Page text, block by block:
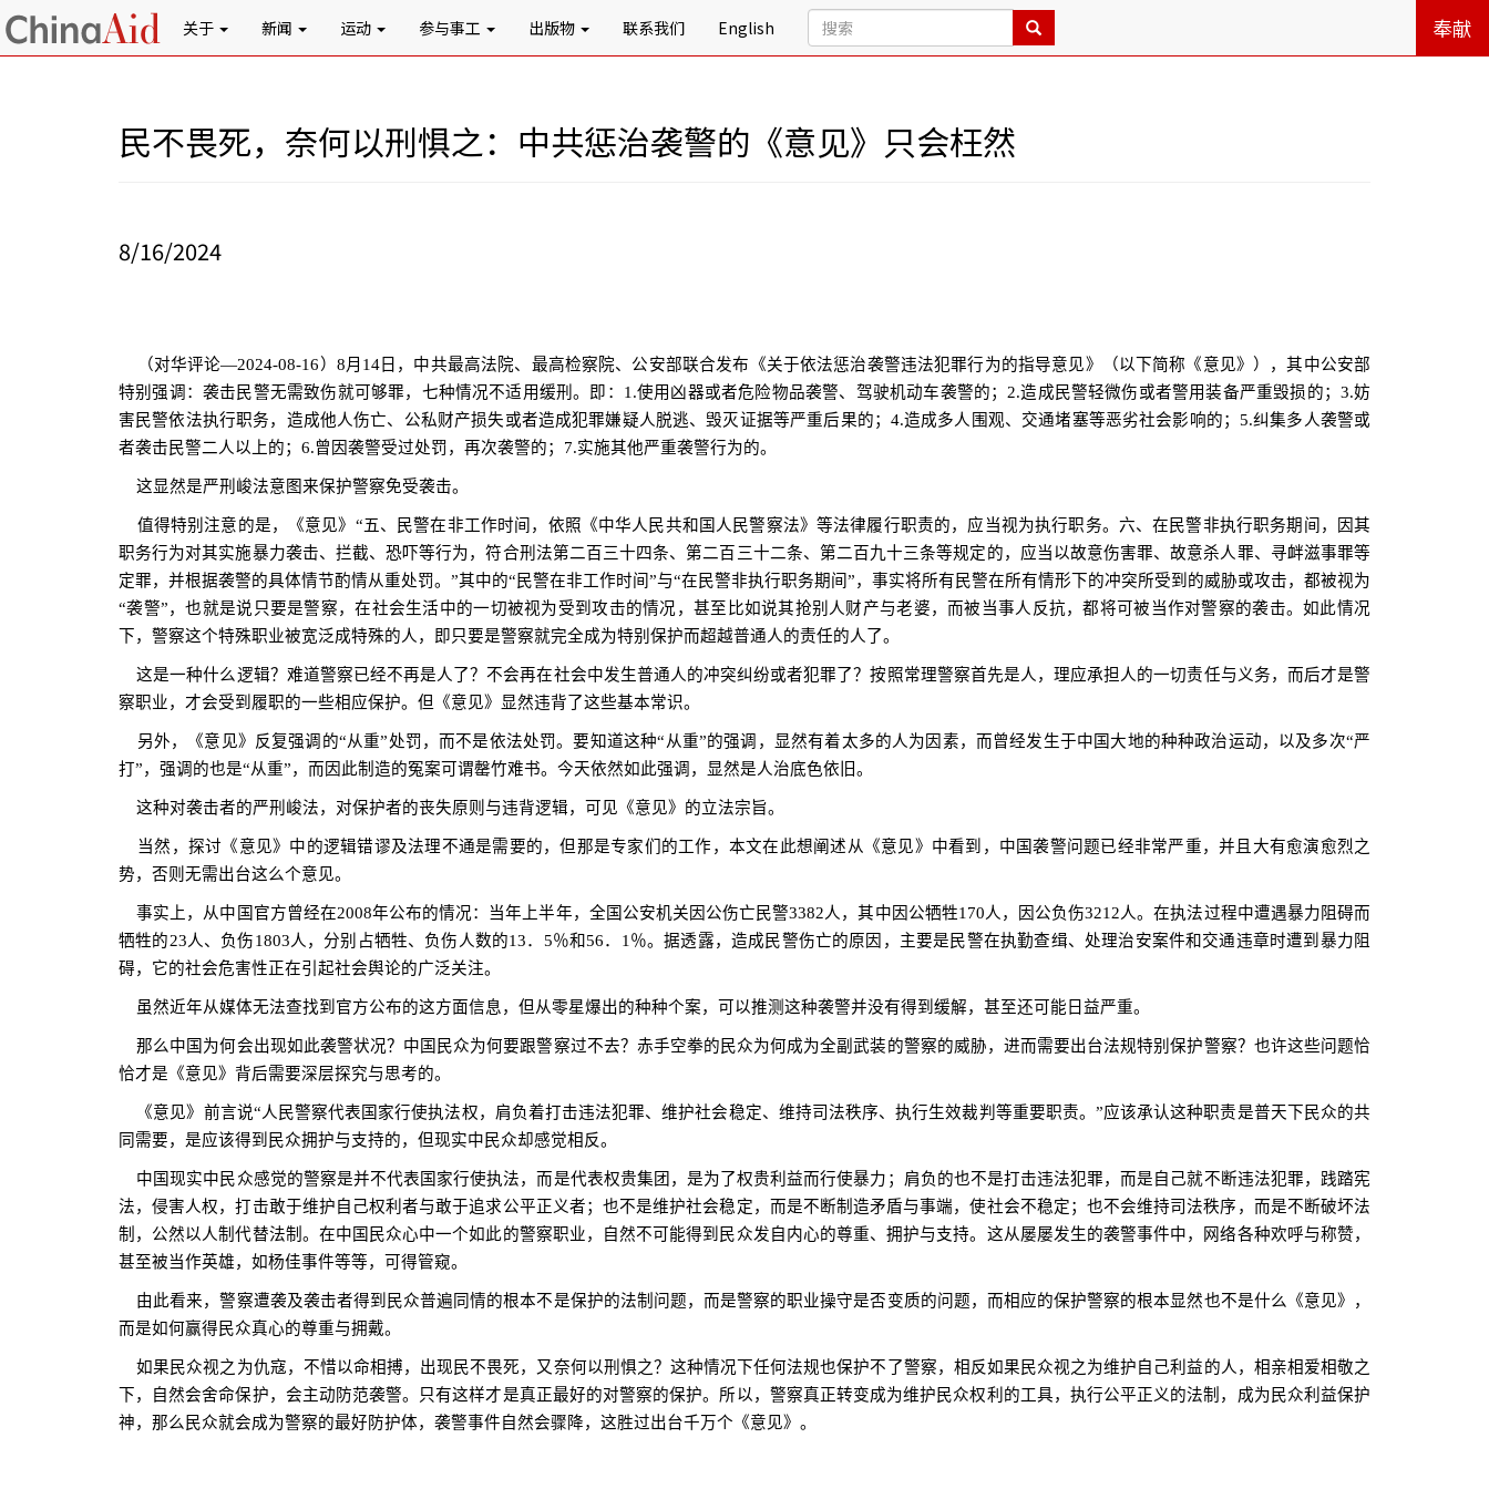
关于 新闻 运动 参与事工 出版物 联系我们 English 奉献
民不畏死，奈何以刑惧之：中共惩治袭警的《意见》只会枉然
8/16/2024
（对华评论—2024-08-16 ） 8月 14日，中共最高法院、最高检察院、公安部联合发布《关于依法惩治袭警违法犯罪行为的指导意见》（以下简称《意见》），其中公安部
特别强调：袭击民警无需致伤就可够罪，七种情况不适用缓刑。即： 1.使用凶器或者危险物品袭警、驾驶机动车袭警的； 2.造成民警轻微伤或者警用装备严重毁损的； 3.妨
害民警依法执行职务，造成他人伤亡、公私财产损失或者造成犯罪嫌疑人脱逃、毁灭证据等严重后果的； 4.造成多人围观、交通堵塞等恶劣社会影响的； 5.纠集多人袭警或
者袭击民警二人以上的； 6.曾因袭警受过处罚，再次袭警的； 7.实施其他严重袭警行为的。
这显然是严刑峻法意图来保护警察免受袭击。
值得特别注意的是，《意见》“五、民警在非工作时间，依照《中华人民共和国人民警察法》等法律履行职责的，应当视为执行职务。六、在民警非执行职务期间，因其
职务行为对其实施暴力袭击、拦截、恐吓等行为，符合刑法第二百三十四条、第二百三十二条、第二百九十三条等规定的，应当以故意伤害罪、故意杀人罪、寻衅滋事罪等
定罪，并根据袭警的具体情节酌情从重处罚。”其中的“民警在非工作时间”与“在民警非执行职务期间”，事实将所有民警在所有情形下的冲突所受到的威胁或攻击，都被视为
“袭警”，也就是说只要是警察，在社会生活中的一切被视为受到攻击的情况，甚至比如说其抢别人财产与老婆，而被当事人反抗，都将可被当作对警察的袭击。如此情况
下，警察这个特殊职业被宽泛成特殊的人，即只要是警察就完全成为特别保护而超越普通人的责任的人了。
这是一种什么逻辑？难道警察已经不再是人了？不会再在社会中发生普通人的冲突纠纷或者犯罪了？按照常理警察首先是人，理应承担人的一切责任与义务，而后才是警
察职业，才会受到履职的一些相应保护。但《意见》显然违背了这些基本常识。
另外，《意见》反复强调的“从重”处罚，而不是依法处罚。要知道这种“从重”的强调，显然有着太多的人为因素，而曾经发生于中国大地的种种政治运动，以及多次“严
打”，强调的也是“从重”，而因此制造的冤案可谓罄竹难书。今天依然如此强调，显然是人治底色依旧。
这种对袭击者的严刑峻法，对保护者的丧失原则与违背逻辑，可见《意见》的立法宗旨。
当然，探讨《意见》中的逻辑错谬及法理不通是需要的，但那是专家们的工作，本文在此想阐述从《意见》中看到，中国袭警问题已经非常严重，并且大有愈演愈烈之
势，否则无需出台这么个意见。
事实上，从中国官方曾经在2008年公布的情况：当年上半年，全国公安机关因公伤亡民警3382人，其中因公牺牲170人，因公负伤3212人。在执法过程中遭遇暴力阻碍而
牺牲的23人、负伤1803人，分别占牺牲、负伤人数的13． 5％和56． 1 ％。据透露，造成民警伤亡的原因，主要是民警在执勤查缉、处理治安案件和交通违章时遭到暴力阻
碍，它的社会危害性正在引起社会舆论的广泛关注。
虽然近年从媒体无法查找到官方公布的这方面信息，但从零星爆出的种种个案，可以推测这种袭警并没有得到缓解，甚至还可能日益严重。
那么中国为何会出现如此袭警状况？中国民众为何要跟警察过不去？赤手空拳的民众为何成为全副武装的警察的威胁，进而需要出台法规特别保护警察？也许这些问题恰
恰才是《意见》背后需要深层探究与思考的。
《意见》前言说“人民警察代表国家行使执法权，肩负着打击违法犯罪、维护社会稳定、维持司法秩序、执行生效裁判等重要职责。”应该承认这种职责是普天下民众的共
同需要，是应该得到民众拥护与支持的，但现实中民众却感觉相反。
中国现实中民众感觉的警察是并不代表国家行使执法，而是代表权贵集团，是为了权贵利益而行使暴力；肩负的也不是打击违法犯罪，而是自己就不断违法犯罪，践踏宪
法，侵害人权，打击敢于维护自己权利者与敢于追求公平正义者；也不是维护社会稳定，而是不断制造矛盾与事端，使社会不稳定；也不会维持司法秩序，而是不断破坏法
制，公然以人制代替法制。在中国民众心中一个如此的警察职业，自然不可能得到民众发自内心的尊重、拥护与支持。这从屡屡发生的袭警事件中，网络各种欢呼与称赞，
甚至被当作英雄，如杨佳事件等等，可得管窥。
由此看来，警察遭袭及袭击者得到民众普遍同情的根本不是保护的法制问题，而是警察的职业操守是否变质的问题，而相应的保护警察的根本显然也不是什么《意见》，
而是如何赢得民众真心的尊重与拥戴。
如果民众视之为仇寇，不惜以命相搏，出现民不畏死，又奈何以刑惧之？这种情况下任何法规也保护不了警察，相反如果民众视之为维护自己利益的人，相亲相爱相敬之
下，自然会舍命保护，会主动防范袭警。只有这样才是真正最好的对警察的保护。所以，警察真正转变成为维护民众权利的工具，执行公平正义的法制，成为民众利益保护
神，那么民众就会成为警察的最好防护体，袭警事件自然会骤降，这胜过出台千万个《意见》。